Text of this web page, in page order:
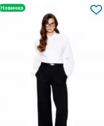
Новинка